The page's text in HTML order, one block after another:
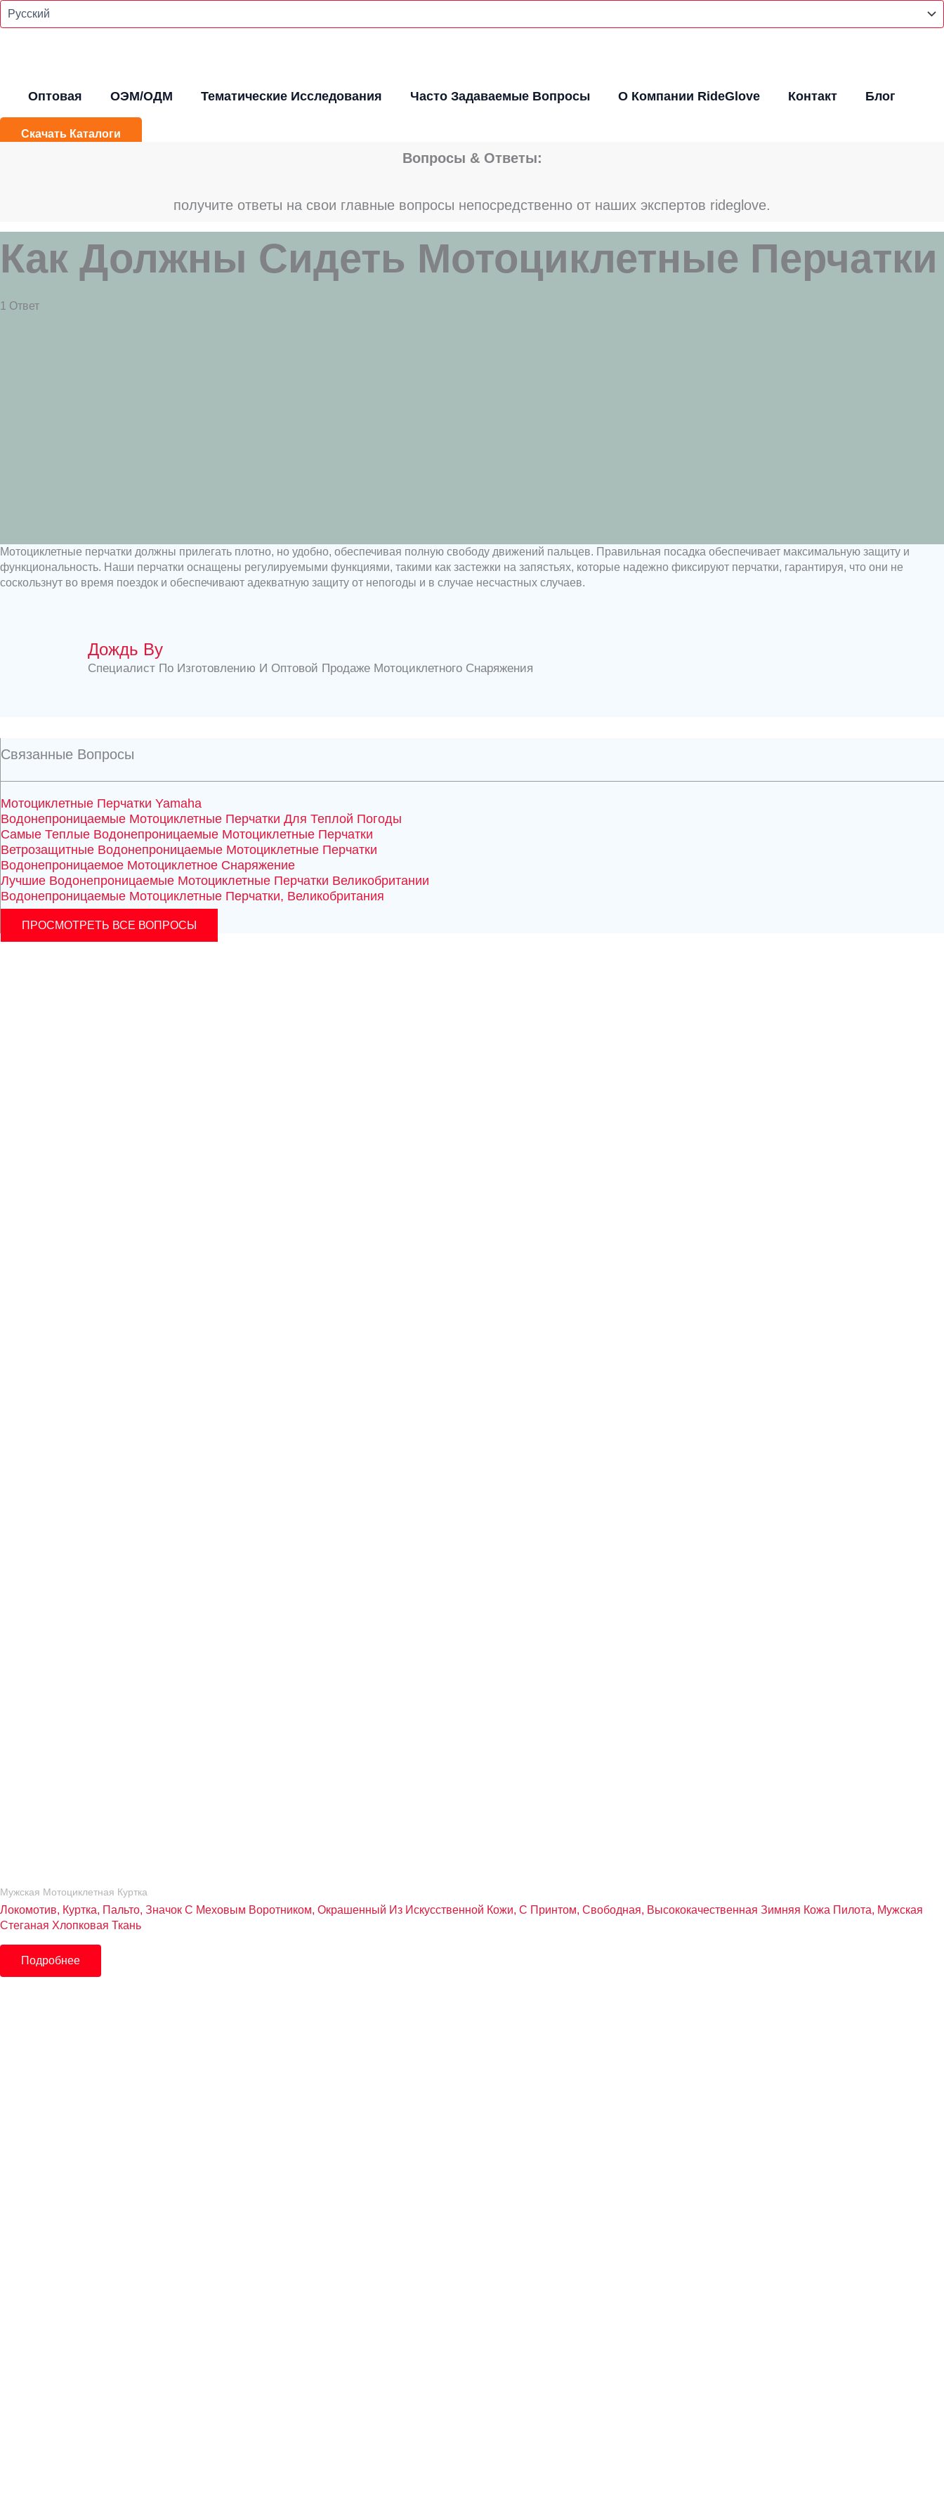
Перейти
Оптовая ОЭМ/ОДМ Тематические Исследования Часто Задаваемые Вопросы О Компании RideGlove Контакт Блог
Скачать Каталоги
Вопросы & Ответы:
получите ответы на свои главные вопросы непосредственно от наших экспертов rideglove.
Как Должны Сидеть Мотоциклетные Перчатки
1 Ответ
Мотоциклетные перчатки должны прилегать плотно, но удобно, обеспечивая полную свободу движений пальцев. Правильная посадка обеспечивает максимальную защиту и
функциональность. Наши перчатки оснащены регулируемыми функциями, такими как застежки на запястьях, которые надежно фиксируют перчатки, гарантируя, что они не
соскользнут во время поездок и обеспечивают адекватную защиту от непогоды и в случае несчастных случаев.
Дождь Ву
Специалист По Изготовлению И Оптовой Продаже Мотоциклетного Снаряжения
Связанные Вопросы
Мотоциклетные Перчатки Yamaha
Водонепроницаемые Мотоциклетные Перчатки Для Теплой Погоды
Самые Теплые Водонепроницаемые Мотоциклетные Перчатки
Ветрозащитные Водонепроницаемые Мотоциклетные Перчатки
Водонепроницаемое Мотоциклетное Снаряжение
Лучшие Водонепроницаемые Мотоциклетные Перчатки Великобритании
Водонепроницаемые Мотоциклетные Перчатки, Великобритания
ПРОСМОТРЕТЬ ВСЕ ВОПРОСЫ
Мужская Мотоциклетная Куртка
Локомотив, Куртка, Пальто, Значок С Меховым Воротником, Окрашенный Из Искусственной Кожи, С Принтом, Свободная, Высококачественная Зимняя Кожа Пилота, Мужская
Стеганая Хлопковая Ткань
Подробнее